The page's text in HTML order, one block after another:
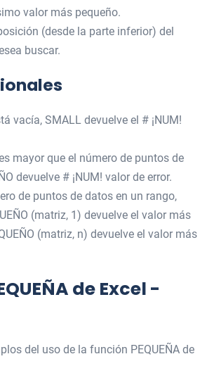
valor más pequeño.
(desde la parte inferior) del
buscar.
vacía, SMALL devuelve el # ¡NUM!
mayor que el número de puntos de
devuelve # ¡NUM! valor de error.
de puntos de datos en un rango,
(matriz, 1) devuelve el valor más
(matriz, n) devuelve el valor más
de Excel -
del uso de la función PEQUEÑA de